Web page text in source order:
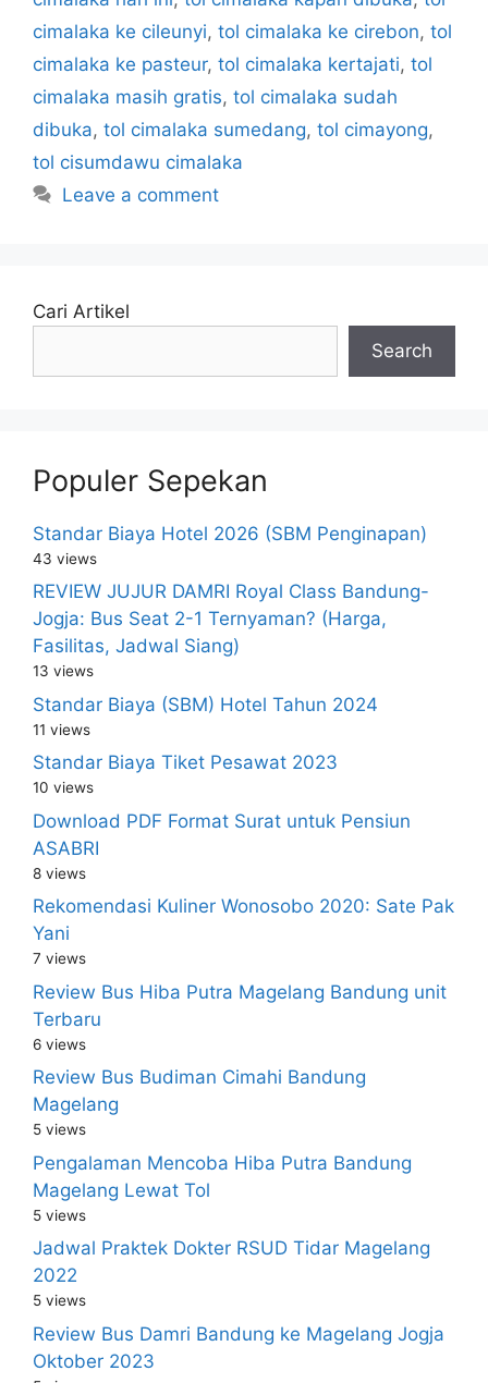
cimalaka ke cileunyi, tol cimalaka ke cirebon, tol
cimalaka ke pasteur, tol cimalaka kertajati, tol
cimalaka masih gratis, tol cimalaka sudah
dibuka, tol cimalaka sumedang, tol cimayong,
tol cisumdawu cimalaka
Leave a comment
Cari Artikel
Search
Populer Sepekan
Standar Biaya Hotel 2026 (SBM Penginapan)
43 views
REVIEW JUJUR DAMRI Royal Class Bandung-
Jogja: Bus Seat 2-1 Ternyaman? (Harga,
Fasilitas, Jadwal Siang)
13 views
Standar Biaya (SBM) Hotel Tahun 2024
11 views
Standar Biaya Tiket Pesawat 2023
10 views
Download PDF Format Surat untuk Pensiun
ASABRI
8 views
Rekomendasi Kuliner Wonosobo 2020: Sate Pak
Yani
7 views
Review Bus Hiba Putra Magelang Bandung unit
Terbaru
6 views
Review Bus Budiman Cimahi Bandung
Magelang
5 views
Pengalaman Mencoba Hiba Putra Bandung
Magelang Lewat Tol
5 views
Jadwal Praktek Dokter RSUD Tidar Magelang
2022
5 views
Review Bus Damri Bandung ke Magelang Jogja
Oktober 2023